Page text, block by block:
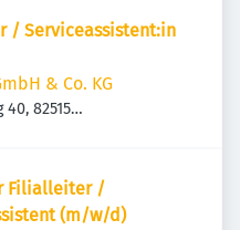
/ Serviceassistent:in
& Co. KG
82515
Filialleiter /
(m/w/d)